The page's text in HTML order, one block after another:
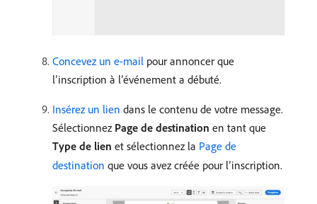
Concevez un e-mail pour annoncer que
l’inscription à lʼévénement a débuté.
Insérez un lien dans le contenu de votre message.
Sélectionnez Page de destination en tant que
Type de lien et sélectionnez la Page de
destination que vous avez créée pour lʼinscription.